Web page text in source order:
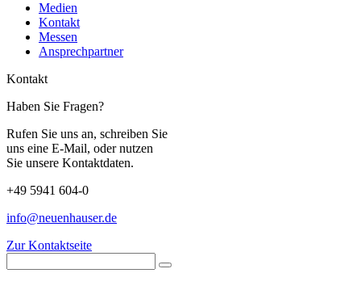
Medien
Kontakt
Messen
Ansprechpartner
Kontakt
Haben Sie Fragen?
Rufen Sie uns an, schreiben Sie
uns eine E-Mail, oder nutzen
Sie unsere Kontaktdaten.
+49 5941 604-0
info@neuenhauser.de
Zur Kontaktseite